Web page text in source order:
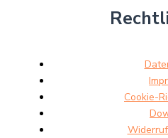
Cookie-